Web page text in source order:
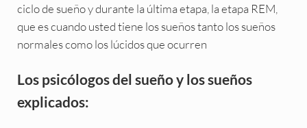
ciclo de sueño y durante la última etapa, la etapa REM,
que es cuando usted tiene los sueños tanto los sueños
normales como los lúcidos que ocurren
Los psicólogos del sueño y los sueños
explicados: